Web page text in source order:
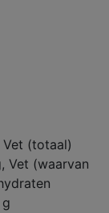
Vet (totaal)
Vet (waarvan